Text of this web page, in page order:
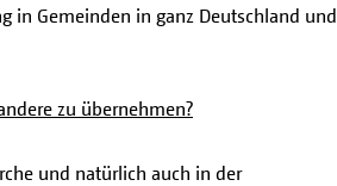
in Gemeinden in ganz Deutschland und
zu übernehmen?
und natürlich auch in der